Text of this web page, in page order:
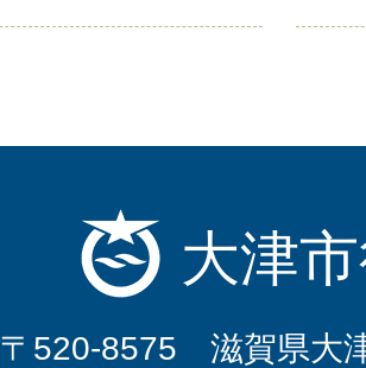
大津
〒520-8575 滋賀県大